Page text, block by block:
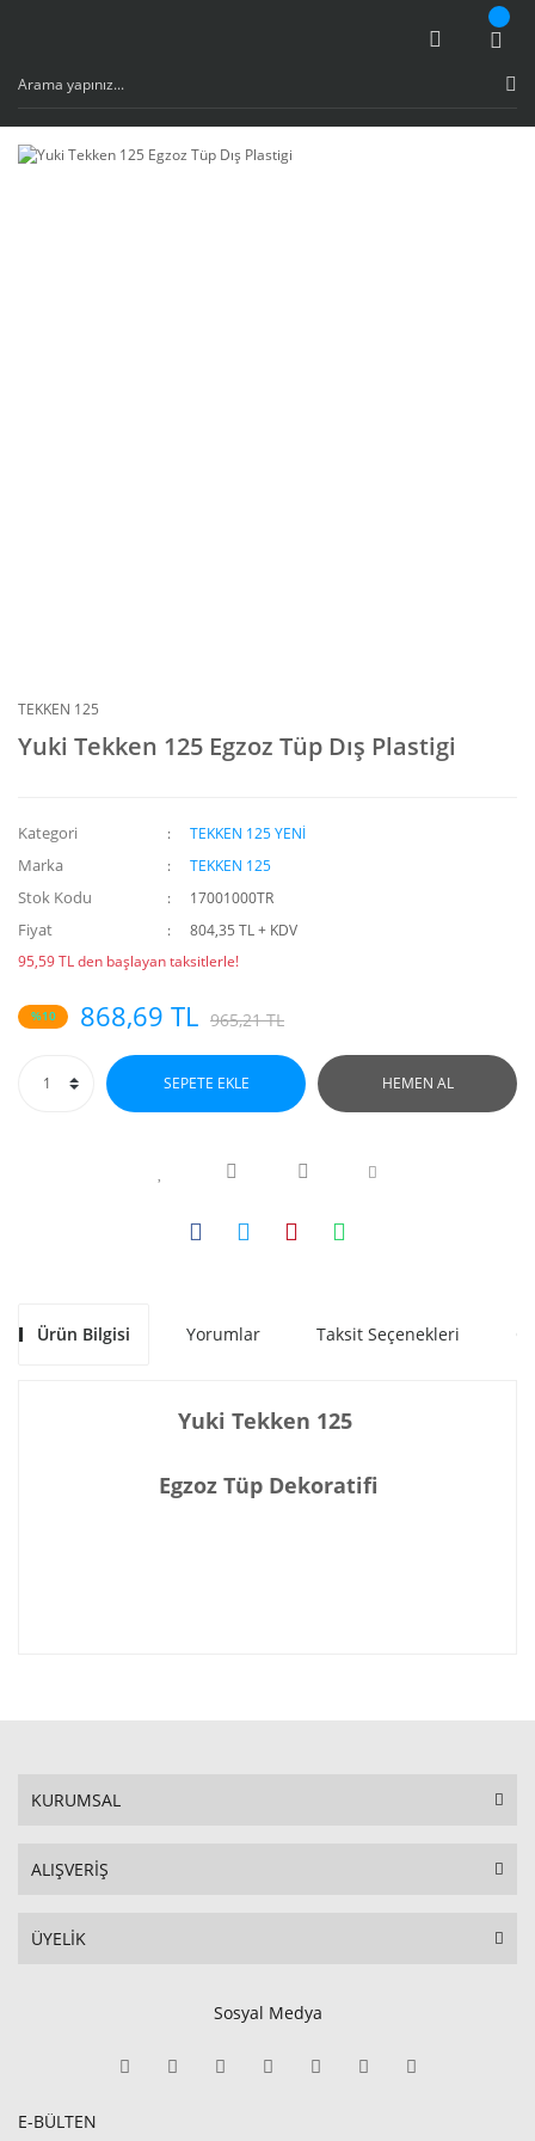
TEKKEN 125
Yuki Tekken 125 Egzoz Tüp Dış Plastigi
Kategori TEKKEN 125 YENİ
Marka TEKKEN 125
Stok Kodu 17001000TR
Fiyat
804,35 TL + KDV
95,59 TL den başlayan taksitlerle!
%10 868,69 TL 965,21 TL
SEPETE EKLE HEMEN AL
Ürün Bilgisi Yorumlar Taksit Seçenekleri
Yuki Tekken 125
Egzoz Tüp Dekoratifi
KURUMSAL
ALIŞVERİŞ
ÜYELİK
Sosyal Medya
E-BÜLTEN